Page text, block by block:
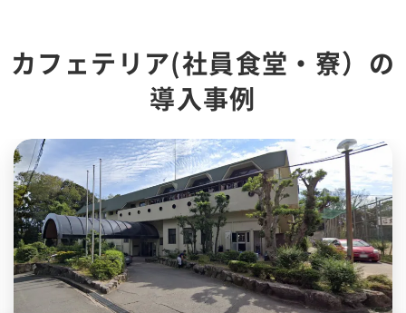
カフェテリア(社員食堂・寮）の
導入事例